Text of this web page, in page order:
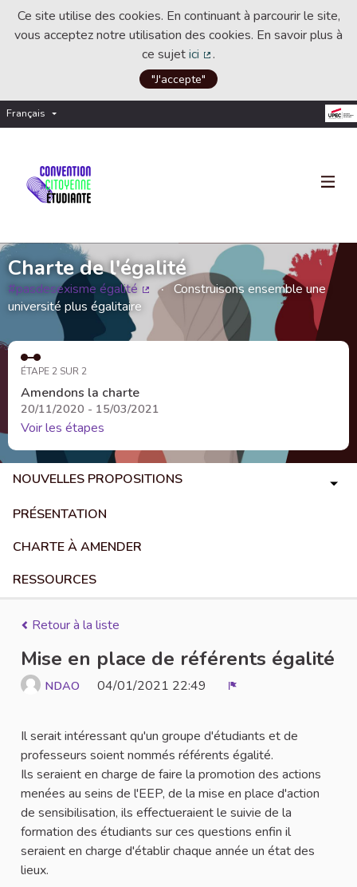
Ce site utilise des cookies. En continuant à parcourir le site,
vous acceptez notre utilisation des cookies. En savoir plus à
ce sujetici
(Lien externe)
.
"J'accepte"
Français Choisir la langue
Charte de l'égalité
#pasdesexisme égalité
(Lien externe)
Construisons ensemble une
université plus égalitaire
ÉTAPE 2 SUR 2
Amendons la charte
20/11/2020 - 15/03/2021
Voir les étapes
NOUVELLES PROPOSITIONS
PRÉSENTATION
CHARTE À AMENDER
RESSOURCES
Retour à la liste
Mise en place de référents égalité
NDAO 04/01/2021 22:49
Il serait intéressant qu'un groupe d'étudiants et de
professeurs soient nommés référents égalité.
Ils seraient en charge de faire la promotion des actions
menées au seins de l'EEP, de la mise en place d'action
de sensibilisation, ils effectueraient le suivie de la
formation des étudiants sur ces questions enfin il
seraient en charge d'établir chaque année un état des
lieux.